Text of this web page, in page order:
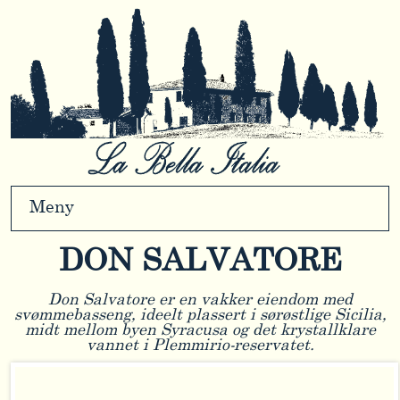
Meny
DON SALVATORE
Don Salvatore er en vakker eiendom med
svømmebasseng, ideelt plassert i sørøstlige Sicilia,
midt mellom byen Syracusa og det krystallklare
vannet i Plemmirio-reservatet.